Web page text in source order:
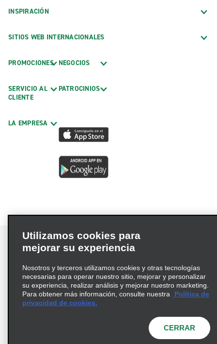
INSPIRACIÓN
SITIOS WEB INTERNACIONALES
PROMOCIONES
SERVICIO AL
CLIENTE
LA EMPRESA
NEGOCIOS
PATROCINIOS
Términos de uso
Política de privacidad
Política de cookies
Información de Salud del Consumidor
© 2026 Enterprise Holdings, Inc. Todos los derechos
Utilizamos cookies para
mejorar su experiencia
Nosotros y terceros utilizamos cookies y otras tecnologías
necesarias para operar nuestro sitio, mejorar y personalizar
su experiencia, realizar análisis y mejorar nuestro marketing.
Para obtener más información, consulte nuestra
Política de
privacidad de cookies.
CERRAR